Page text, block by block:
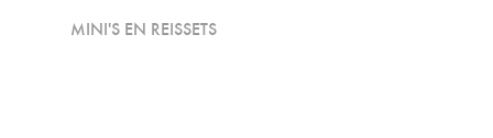
MINI'S EN REISSETS